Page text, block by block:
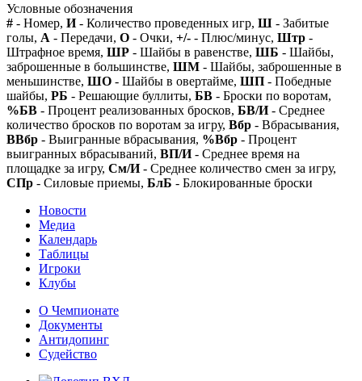
Условные обозначения
# - Номер, И- Количество проведенных игр, Ш - Забитые
голы, А - Передачи, О - Очки, +/- - Плюс/минус, Штр -
Штрафное время, ШР - Шайбы в равенстве, ШБ - Шайбы,
заброшенные в большинстве, ШМ - Шайбы, заброшенные в
меньшинстве, ШО - Шайбы в овертайме, ШП - Победные
шайбы, РБ - Решающие буллиты, БВ - Броски по воротам,
%БВ - Процент реализованных бросков, БВ/И- Среднее
количество бросков по воротам за игру, Вбр - Вбрасывания,
ВВбр - Выигранные вбрасывания, %Вбр - Процент
выигранных вбрасываний, ВП/И- Среднее время на
площадке за игру, См/И- Среднее количество смен за игру,
СПр - Силовые приемы, БлБ - Блокированные броски
Новости
Медиа
Календарь
Таблицы
Игроки
Клубы
О Чемпионате
Документы
Антидопинг
Судейство